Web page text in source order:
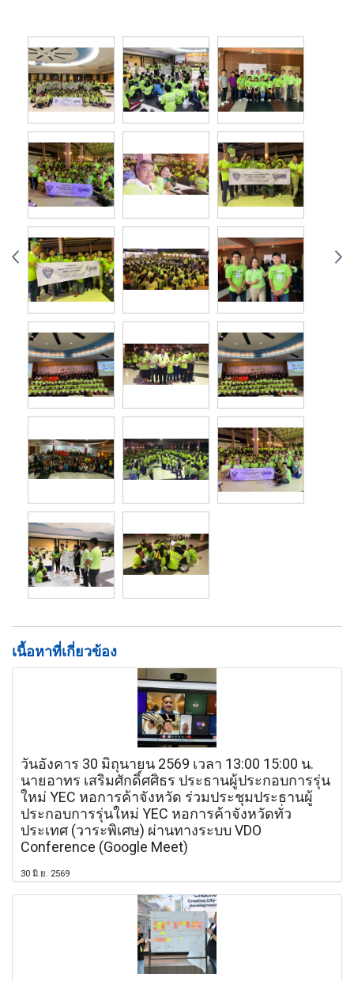
เนื้อหาที่เกี่ยวข้อง
วันอังคาร 30 มิถุนายน 2569 เวลา 13:00 15:00 น.
นายอาทร เสริมศักดิ์ศศิธร ประธานผู้ประกอบการรุ่น
ใหม่ YEC หอการค้าจังหวัด ร่วมประชุมประธานผู้
ประกอบการรุ่นใหม่ YEC หอการค้าจังหวัดทั่ว
ประเทศ (วาระพิเศษ) ผ่านทางระบบ VDO
Conference (Google Meet)
30 มิ.ย. 2569